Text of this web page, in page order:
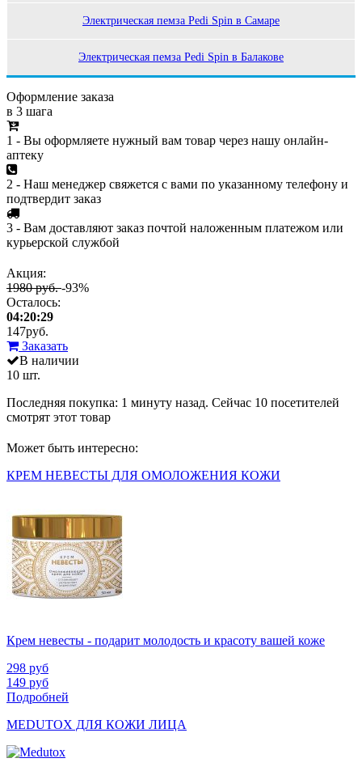
Электрическая пемза Pedi Spin в Самаре
Электрическая пемза Pedi Spin в Балакове
Оформление заказа
в 3 шага
1 - Вы оформляете нужный вам товар через нашу онлайн-
аптеку
2 - Наш менеджер свяжется с вами по указанному телефону и
подтвердит заказ
3 - Вам доставляют заказ почтой наложенным платежом или
курьерской службой
Акция:
1980 руб.-93%
Осталось:
04:20:29
147руб.
Заказать
В наличии
10 шт.
Последняя покупка: 1 минуту назад. Сейчас 10 посетителей
смотрят этот товар
Может быть интересно:
КРЕМ НЕВЕСТЫ ДЛЯ ОМОЛОЖЕНИЯ КОЖИ
Крем невесты - подарит молодость и красоту вашей коже
298 руб
149 руб
Подробней
MEDUTOX ДЛЯ КОЖИ ЛИЦА